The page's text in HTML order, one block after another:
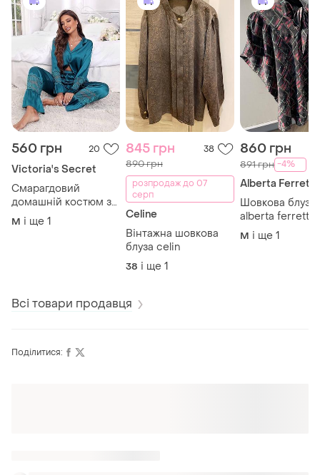
560 грн 20
Victoria's Secret
Смарагдовий
домашній костюм з
мереживом
M і ще 1
845 грн 38
890 грн
розпродаж до 07
серп
Celine
Вінтажна шовкова
блуза celin
38 і ще 1
860 грн
891 грн -4%
Alberta Ferretti
Шовкова блуза
alberta ferretti
преміум 💯
M і ще 1
Всі товари продавця
Поділитися: